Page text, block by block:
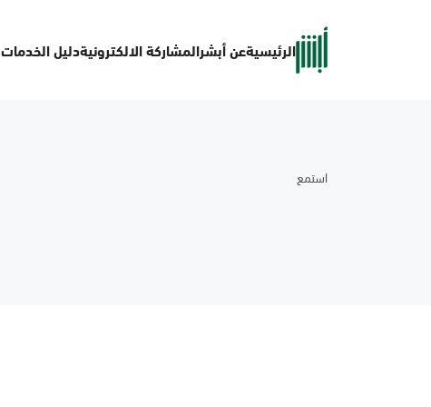
الرئيسيةعن أبشرالمشاركة الالكترونيةدليل الخدمات
استمع